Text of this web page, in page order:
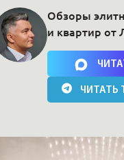
Нажимая на кнопку, Вы
Обзоры
и квартир от
ЧИТАТЬ